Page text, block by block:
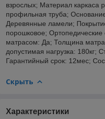
взрослых; Материал каркаса
профильная труба;
Деревянные ламели;
порошковое; Ортопедические
матрасом: Да; Толщина
допустимая нагрузка: 180кг;
Гарантийный срок: 12мес;
Скрыть
Характеристики